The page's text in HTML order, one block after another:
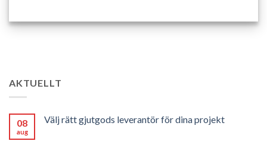
AKTUELLT
08
aug
Välj rätt gjutgods leverantör för dina projekt